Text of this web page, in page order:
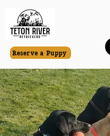
Reserve a Puppy